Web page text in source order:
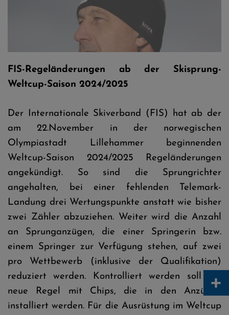
Sandro Pertile © Tadeusz Mieczynski
FIS-Regeländerungen ab der Skisprung-
Weltcup-Saison 2024/2025
Der Internationale Skiverband (FIS) hat ab der
am 22.November in der norwegischen
Olympiastadt Lillehammer beginnenden
Weltcup-Saison 2024/2025 Regeländerungen
angekündigt. So sind die Sprungrichter
angehalten, bei einer fehlenden Telemark-
Landung drei Wertungspunkte anstatt wie bisher
zwei Zähler abzuziehen. Weiter wird die Anzahl
an Sprunganzügen, die einer Springerin bzw.
einem Springer zur Verfügung stehen, auf zwei
pro Wettbewerb (inklusive der Qualifikation)
reduziert werden. Kontrolliert werden soll die
neue Regel mit Chips, die in den Anzügen
installiert werden. Für die Ausrüstung im Weltcup
+